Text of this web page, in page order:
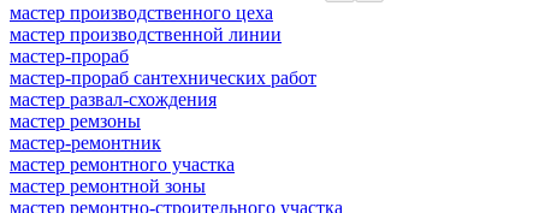
мастер производственного цеха
мастер производственной линии
мастер-прораб
мастер-прораб сантехнических работ
мастер развал-схождения
мастер ремзоны
мастер-ремонтник
мастер ремонтного участка
мастер ремонтной зоны
мастер ремонтно-строительного участка